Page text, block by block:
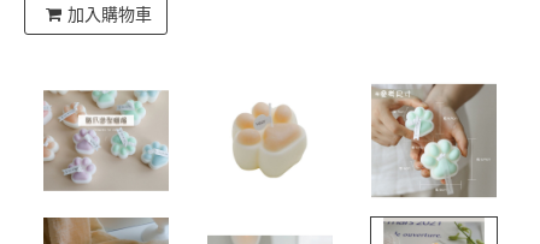
加入購物車